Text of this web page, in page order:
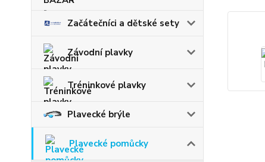
Začátečníci a dětské sety
Závodní plavky
Tréninkové plavky
Plavecké brýle
Plavecké pomůcky